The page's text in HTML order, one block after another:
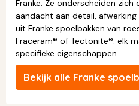
Franke. Ze onderscheiden
aandacht aan detail, afwerking
uit Franke spoelbakken van
Fraceram® of Tectonite®: elk
specifieke eigenschappen.
Bekijk alle Franke